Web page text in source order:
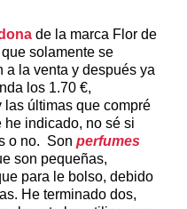
de la marca Flor de
solamente se
a la venta y después ya
los 1.70 €,
las últimas que compré
he indicado, no sé si
o no. Son perfumes
son pequeñas,
para le bolso, debido
He terminado dos,